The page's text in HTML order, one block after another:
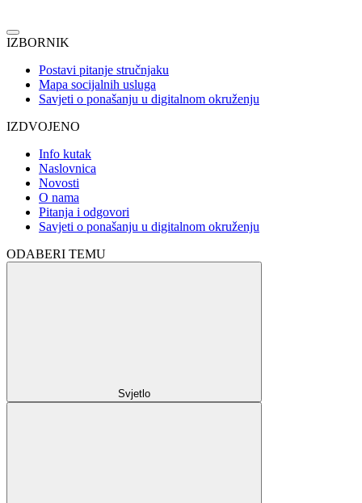
IZBORNIK
Postavi pitanje stručnjaku
Mapa socijalnih usluga
Savjeti o ponašanju u digitalnom okruženju
IZDVOJENO
Info kutak
Naslovnica
Novosti
O nama
Pitanja i odgovori
Savjeti o ponašanju u digitalnom okruženju
ODABERI TEMU
Svjetlo